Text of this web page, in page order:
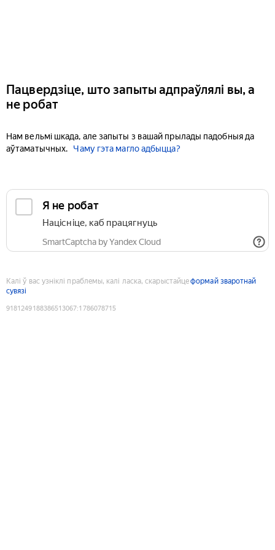
Пацвердзіце, што запыты адпраўлялі вы, а
не робат
Нам вельмі шкада, але запыты з вашай прылады падобныя да
аўтаматычных.
Чаму гэта магло адбыцца?
Я не робат
Націсніце, каб працягнуць
SmartCaptcha by Yandex Cloud
Калі ў вас узніклі праблемы, калі ласка, скарыстайцеформай зваротнай
сувязі
9181249188386513067:1786078715